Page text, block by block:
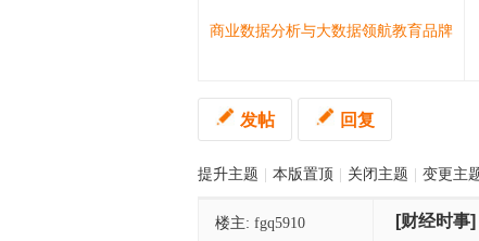
商业数据分析与大数据领航教育品牌
发帖 回复
提升主题 本版置顶 关闭主题 变更主
楼主: fgq5910 [财经时事]